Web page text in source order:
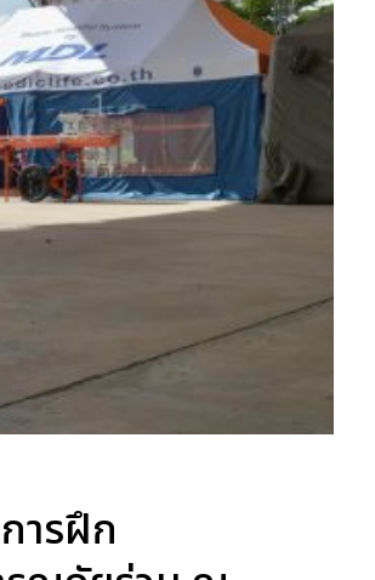
ารฝึก